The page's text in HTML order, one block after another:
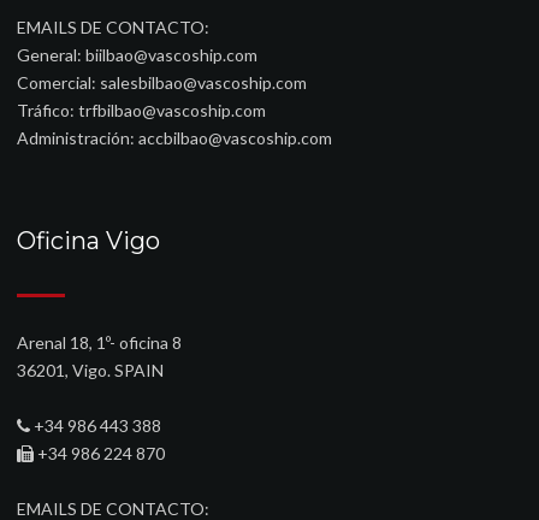
EMAILS DE CONTACTO:
General: biilbao@vascoship.com
Comercial: salesbilbao@vascoship.com
Tráfico: trfbilbao@vascoship.com
Administración: accbilbao@vascoship.com
Oficina Vigo
Arenal 18, 1º- oficina 8
36201, Vigo. SPAIN
+34 986 443 388
+34 986 224 870
EMAILS DE CONTACTO: